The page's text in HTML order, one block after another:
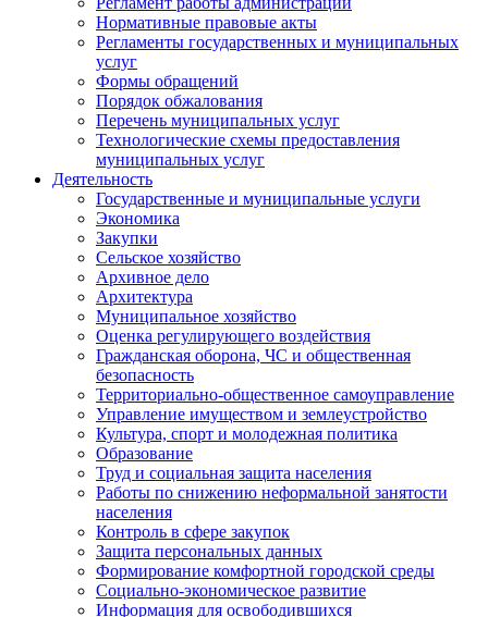
Нормативные правовые акты
Регламенты государственных и муниципальных
услуг
Формы обращений
Порядок обжалования
Перечень муниципальных услуг
Технологические схемы предоставления
муниципальных услуг
Деятельность
Государственные и муниципальные услуги
Экономика
Закупки
Сельское хозяйство
Архивное дело
Архитектура
Муниципальное хозяйство
Оценка регулирующего воздействия
Гражданская оборона, ЧС и общественная
безопасность
Территориально-общественное самоуправление
Управление имуществом и землеустройство
Культура, спорт и молодежная политика
Образование
Труд и социальная защита населения
Работы по снижению неформальной занятости
населения
Контроль в сфере закупок
Защита персональных данных
Формирование комфортной городской среды
Социально-экономическое развитие
Информация для освободившихся